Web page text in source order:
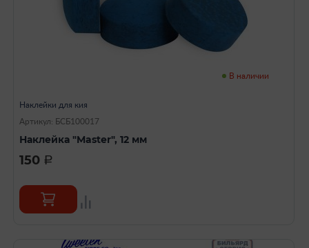
В наличии
Наклейки для кия
Артикул: БСБ100017
Наклейка "Master", 12 мм
150 a